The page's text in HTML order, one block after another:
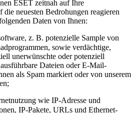
ESET zeitnah auf Ihre
neuesten Bedrohungen reagieren
Daten von Ihnen:
z. B. potenzielle Sample von
sowie verdächtige,
unerwünschte oder potenziell
Dateien oder E-Mail-
als Spam markiert oder von unserem
wie IP-Adresse und
IP-Pakete, URLs und Ethernet-